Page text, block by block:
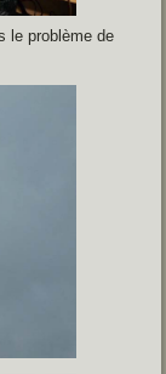
le problème de